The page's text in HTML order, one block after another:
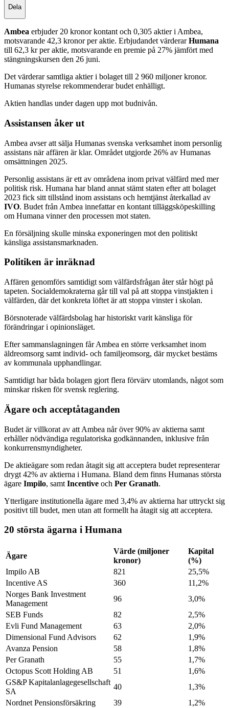
Dela
Ambea erbjuder 20 kronor kontant och 0,305 aktier i Ambea,
motsvarande 42,3 kronor per aktie. Erbjudandet värderarHumana
till 62,3 kr per aktie, motsvarande en premie på 27% jämfört med
stängningskursen den 26 juni.
Det värderar samtliga aktier i bolaget till 2 960 miljoner kronor.
Humanas styrelse rekommenderar budet enhälligt.
Aktien handlas under dagen upp mot budnivån.
Assistansen åker ut
Ambea avser att sälja Humanas svenska verksamhet inom personlig
assistans när affären är klar. Området utgjorde 26% av Humanas
omsättningen 2025.
Personlig assistans är ett av områdena inom privat välfärd med mer
politisk risk. Humana har bland annat stämt staten efter att bolaget
2023 fick sitt tillstånd inom assistans och hemtjänst återkallad av
IVO. Budet från Ambea innefattar en kontant tilläggsköpeskilling
om Humana vinner den processen mot staten.
En försäljning skulle minska exponeringen mot den politiskt
känsliga assistansmarknaden.
Politiken är inräknad
Affären genomförs samtidigt som välfärdsfrågan åter står högt på
tapeten. Socialdemokraterna går till val på att stoppa vinstjakten i
välfärden, där det konkreta löftet är att stoppa vinster i skolan.
Börsnoterade välfärdsbolag har historiskt varit känsliga för
förändringar i opinionsläget.
Efter sammanslagningen får Ambea en större verksamhet inom
äldreomsorg samt individ- och familjeomsorg, där mycket bestäms
av kommunala upphandlingar.
Samtidigt har båda bolagen gjort flera förvärv utomlands, något som
minskar risken för svensk reglering.
Ägare och acceptåtaganden
Budet är villkorat av att Ambea når över 90% av aktierna samt
erhåller nödvändiga regulatoriska godkännanden, inklusive från
konkurrensmyndigheter.
De aktieägare som redan åtagit sig att acceptera budet representerar
drygt 42% av aktierna i Humana. Bland dem finns Humanas största
ägare Impilo, samt Incentive och Per Granath.
Ytterligare institutionella ägare med 3,4% av aktierna har uttryckt sig
positivt till budet, men utan att formellt ha åtagit sig att acceptera.
20 största ägarna i Humana
Ägare
Värde (miljoner
kronor)
Kapital
(%)
Impilo AB
821
25,5%
Incentive AS
360
11,2%
Norges Bank Investment
Management
96
3,0%
SEB Funds
82
2,5%
Evli Fund Management
63
2,0%
Dimensional Fund Advisors
62
1,9%
Avanza Pension
58
1,8%
Per Granath
55
1,7%
Octopus Scott Holding AB
51
1,6%
GS&P Kapitalanlagegesellschaft
SA
40
1,3%
Nordnet Pensionsförsäkring
39
1,2%